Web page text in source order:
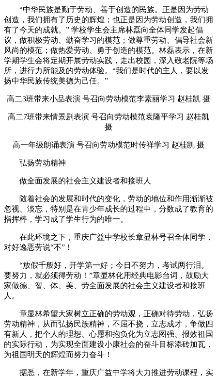
“中华民族是勤于劳动、善于创造的民族。正是因为劳动
创造，我们拥有了历史的辉煌；也正是因为劳动创造，我们拥
有了今天的成就。” 学校学生会主席林磊向全体同学发起倡
议，做积极劳动、勤奋学习的模范；做尊重劳动、倡导社会新
风尚的模范；做热爱劳动、勇于创造的模范。林磊表示，在新
学期学生会将定期开展劳动实践，走出校园，深入敬老院等场
所，进行力所能及的劳动体验。“我们是时代的主人，要以发
扬中华民族传统美德为己任。”
高二3班带来小品表演 号召向劳动模范李素丽学习 赵桂凯 摄
高二7班带来情景剧表演 号召向劳动模范袁隆平学习 赵桂凯
摄
高一年级朗诵表演 号召向劳动模范时传祥学习 赵桂凯 摄
弘扬劳动精神
做全面发展的社会主义建设者和接班人
随着社会的发展和时代的变化，劳动的地位和作用渐渐被
忽视、淡忘，特别是在青少年成长的过程中，分数成了教育的
指挥棒，学习成了学生行为的唯一。
在此环境之下，重庆广益中学校长章显林号召全体同学，
对好逸恶劳说“不”！
“放假千般好，开学第一好；今日不努力，考试两行泪。
要努力，就必须得劳动！”章显林化用经典电影台词，鼓励大
家做德、智、体、美、劳全面发展的社会主义建设者和接班
人。
章显林希望大家树立正确的劳动观，正确对待劳动，弘扬
劳动精神，从而弘扬民族精神，不屈不挠，立志成才，争做四
有新人，把个人的理想、心愿和抱负化为立志图强、报效祖国
的实际行动，为实现全面建设小康社会的奋斗目标添砖加瓦，
为祖国明天的辉煌而努力奋斗！
据悉，在新学年，重庆广益中学将大力推进劳动课程，实